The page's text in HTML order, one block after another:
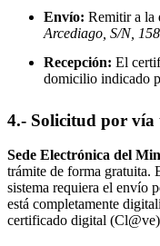
Envío: Remitir a la
Arcediago, S/N,
Recepción: El
domicilio indicado
4.- Solicitud por vía
Sede Electrónica del
trámite de forma gratuita.
sistema requiera el envío
está completamente
certificado digital